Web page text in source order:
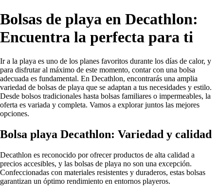
Bolsas de playa en Decathlon:
Encuentra la perfecta para ti
Ir a la playa es uno de los planes favoritos durante los días de calor, y
para disfrutar al máximo de este momento, contar con una bolsa
adecuada es fundamental. En Decathlon, encontrarás una amplia
variedad de bolsas de playa que se adaptan a tus necesidades y estilo.
Desde bolsos tradicionales hasta bolsas familiares o impermeables, la
oferta es variada y completa. Vamos a explorar juntos las mejores
opciones.
Bolsa playa Decathlon: Variedad y calidad
Decathlon es reconocido por ofrecer productos de alta calidad a
precios accesibles, y las bolsas de playa no son una excepción.
Confeccionadas con materiales resistentes y duraderos, estas bolsas
garantizan un óptimo rendimiento en entornos playeros.